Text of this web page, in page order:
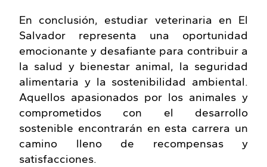
En conclusión, estudiar veterinaria en El
Salvador representa una oportunidad
emocionante y desafiante para contribuir a
la salud y bienestar animal, la seguridad
alimentaria y la sostenibilidad ambiental.
Aquellos apasionados por los animales y
comprometidos con el desarrollo
sostenible encontrarán en esta carrera un
camino lleno de recompensas y
satisfacciones.